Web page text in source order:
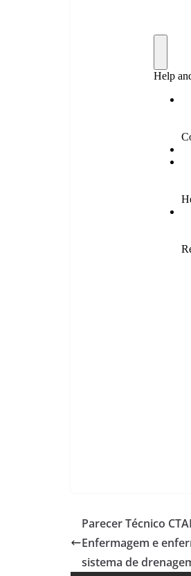
Parecer Técnico
Enfermagem e
sistema de